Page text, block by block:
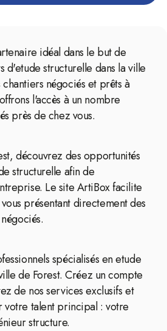
idéal dans le but de
d'etude structurelle dans la ville
négociés et prêts à
l'accès à un nombre
près de chez vous.
découvrez des opportunités
structurelle afin de
Le site ArtiBox facilite
présentant directement des
spécialisés en etude
de Forest. Créez un compte
de nos services exclusifs et
votre talent principal : votre
structure.